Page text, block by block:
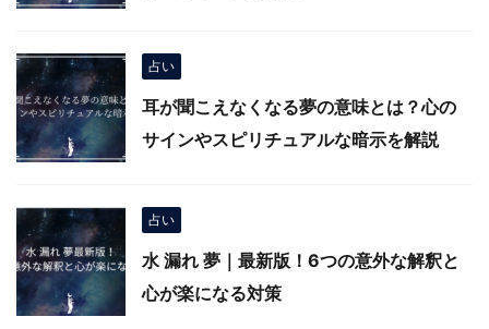
占い
耳が聞こえなくなる夢の意味とは？心の
サインやスピリチュアルな暗示を解説
占い
水 漏れ 夢｜最新版！6つの意外な解釈と
心が楽になる対策